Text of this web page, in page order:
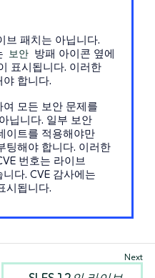
브 패치는 아닙니다.
보안 방패 아이콘 옆에
표시됩니다. 이러한
합니다.
모든 보안 문제를
닙니다. 일부 보안
이트를 적용해야만
팅해야 합니다. 이러한
번호는 라이브
다. CVE 감사에는
시됩니다.